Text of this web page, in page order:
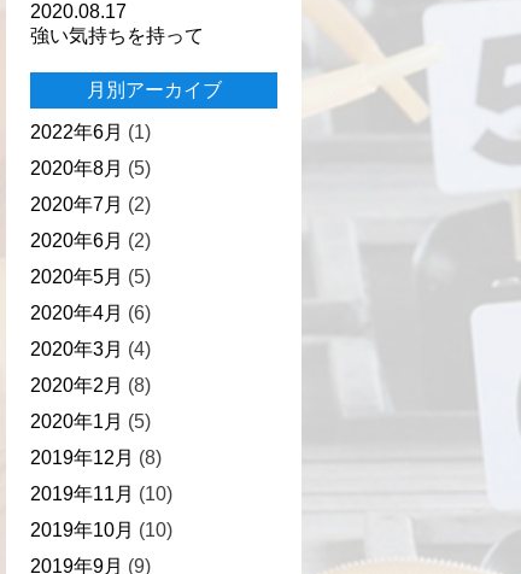
2020.08.17
強い気持ちを持って
月別アーカイブ
2022年6月 (1)
2020年8月 (5)
2020年7月 (2)
2020年6月 (2)
2020年5月 (5)
2020年4月 (6)
2020年3月 (4)
2020年2月 (8)
2020年1月 (5)
2019年12月 (8)
2019年11月 (10)
2019年10月 (10)
2019年9月 (9)